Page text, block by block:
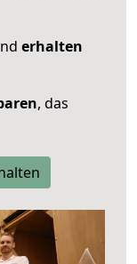
erhalten
, das